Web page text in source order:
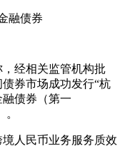
融债券
经相关监管机构批
券市场成功发行“杭
债券（第一
人民币业务服务质效